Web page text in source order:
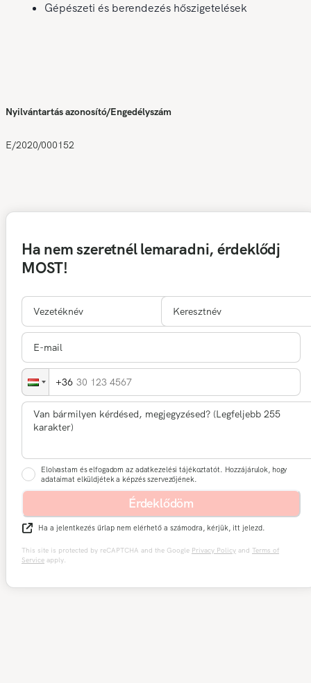
Gépészeti és berendezés hőszigetelések
Nyilvántartás azonosító/Engedélyszám
E/2020/000152
Ha nem szeretnél lemaradni, érdeklődj
MOST!
30 123 4567
Elolvastam és elfogadom az adatkezelési tájékoztatót. Hozzájárulok, hogy
adataimat elküldjétek a képzés szervezőjének.
Érdeklődöm
Ha a jelentkezés űrlap nem elérhető a számodra, kérjük, itt jelezd.
This site is protected by reCAPTCHA and the Google Privacy Policy and Terms of
Service apply.